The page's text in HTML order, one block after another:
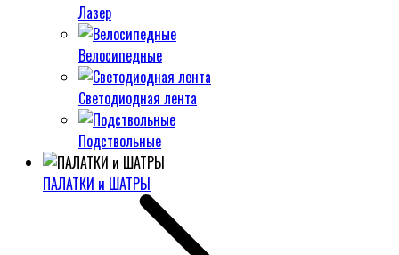
Лазер
Велосипедные
Светодиодная лента
Подствольные
ПАЛАТКИ и ШАТРЫ